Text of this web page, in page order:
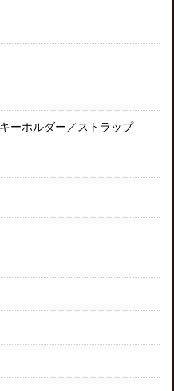
ーホルダー／ストラップ